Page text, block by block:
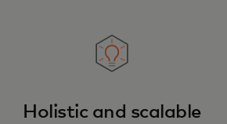
Holistic and scalable